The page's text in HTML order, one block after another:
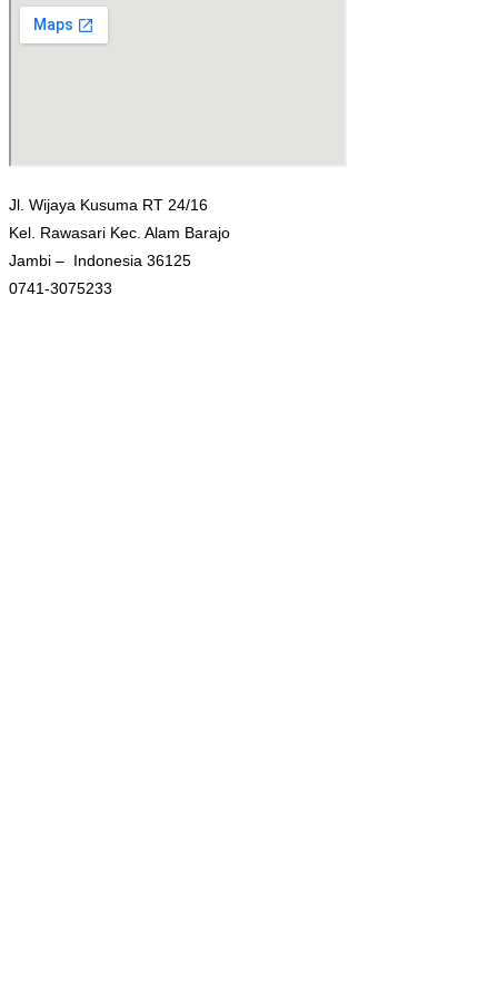
Jl. Wijaya Kusuma RT 24/16
Kel. Rawasari Kec. Alam Barajo
Jambi – Indonesia 36125
0741-3075233